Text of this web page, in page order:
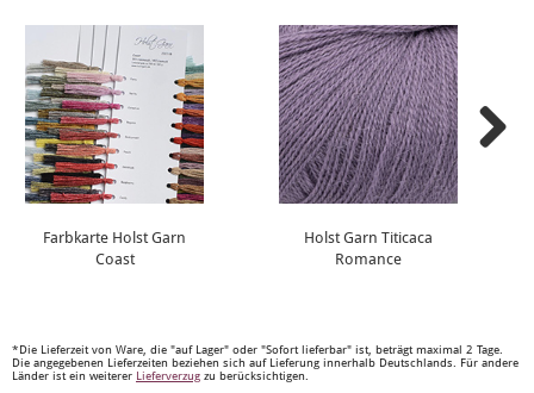
Farbkarte Holst Garn
Coast
Holst Garn Titicaca
Romance
*Die Lieferzeit von Ware, die "auf Lager" oder "Sofort lieferbar" ist, beträgt maximal 2 Tage.
Die angegebenen Lieferzeiten beziehen sich auf Lieferung innerhalb Deutschlands. Für andere
Länder ist ein weiterer Lieferverzug zu berücksichtigen.